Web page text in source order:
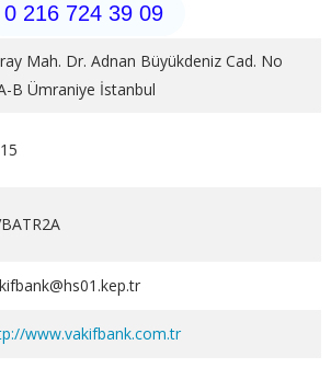
0 216 724 39 09
Mah. Dr. Adnan Büyükdeniz Cad. No
B Ümraniye İstanbul
www.vakifbank.com.tr